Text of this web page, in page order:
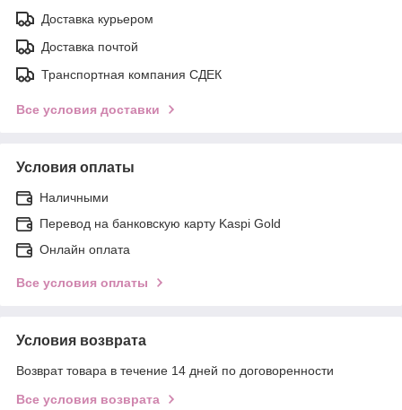
Доставка курьером
Доставка почтой
Транспортная компания СДЕК
Все условия доставки
Условия оплаты
Наличными
Перевод на банковскую карту Kaspi Gold
Онлайн оплата
Все условия оплаты
Условия возврата
Возврат товара в течение 14 дней по договоренности
Все условия возврата